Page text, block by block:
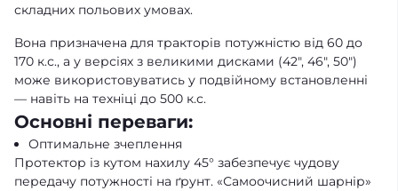
складних польових умовах.
Вона призначена для тракторів потужністю від 60 до
170 к.с., а у версіях з великими дисками (42″, 46″, 50″)
може використовуватись у подвійному встановленні
— навіть на техніці до 500 к.с.
Основні переваги:
Оптимальне зчеплення
Протектор із кутом нахилу 45° забезпечує чудову
передачу потужності на ґрунт. «Самоочисний шарнір»